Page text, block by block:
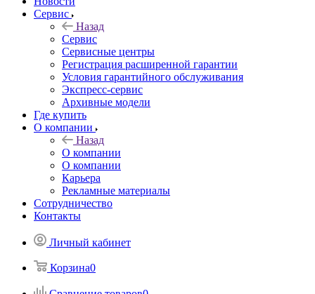
Сервис
Назад
Сервис
Сервисные центры
Регистрация расширенной гарантии
Условия гарантийного обслуживания
Экспресс-сервис
Архивные модели
Где купить
О компании
Назад
О компании
О компании
Карьера
Рекламные материалы
Сотрудничество
Контакты
Личный кабинет
Корзина0